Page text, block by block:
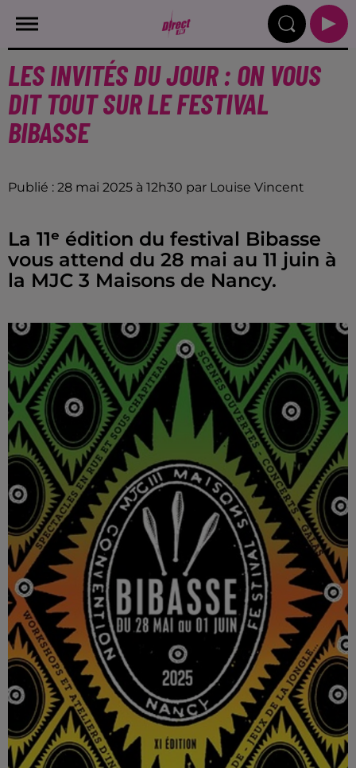
LES INVITÉS DU JOUR : ON VOUS
DIT TOUT SUR LE FESTIVAL
BIBASSE
Publié : 28 mai 2025 à 12h30 par Louise Vincent
La 11ᵉ édition du festival Bibasse
vous attend du 28 mai au 11 juin à
la MJC 3 Maisons de Nancy.